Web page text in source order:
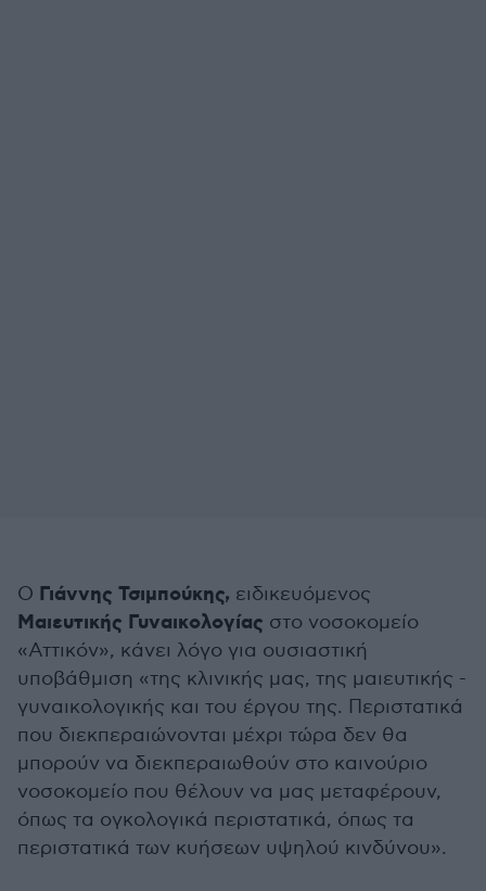
Ο Γιάννης Τσιμπούκης, ειδικευόμενος
Μαιευτικής Γυναικολογίας στο νοσοκομείο
«Αττικόν», κάνει λόγο για ουσιαστική
υποβάθμιση «της κλινικής μας, της μαιευτικής -
γυναικολογικής και του έργου της. Περιστατικά
που διεκπεραιώνονται μέχρι τώρα δεν θα
μπορούν να διεκπεραιωθούν στο καινούριο
νοσοκομείο που θέλουν να μας μεταφέρουν,
όπως τα ογκολογικά περιστατικά, όπως τα
περιστατικά των κυήσεων υψηλού κινδύνου».